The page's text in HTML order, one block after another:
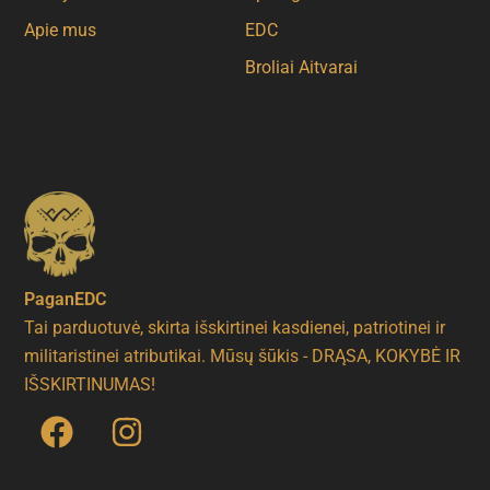
PaganEDC
Tai parduotuvė, skirta išskirtinei kasdienei, patriotinei ir
militaristinei atributikai. Mūsų šūkis - DRĄSA, KOKYBĖ IR
IŠSKIRTINUMAS!
F
a
I
n
Apie mus
EDC
Broliai Aitvarai